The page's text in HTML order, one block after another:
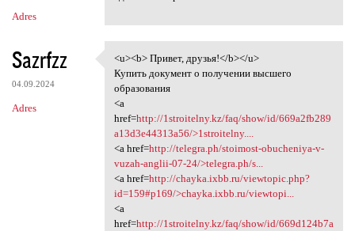
Adres
Sazrfzz
04.09.2024
Adres
<u><b> Привет, друзья!</b></u
<u><b> Привет, друзья!</b></u>
Купить документ о получении высшего
образования
<a
href=http://1stroitelny.kz/faq/show/id/669a2fb289
a13d3e44313a56/>1stroitelny....
<a href=http://telegra.ph/stoimost-obucheniya-v-
vuzah-anglii-07-24/>telegra.ph/s...
<a href=http://chayka.ixbb.ru/viewtopic.php?
id=159#p169/>chayka.ixbb.ru/viewtopi...
<a
href=http://1stroitelny.kz/faq/show/id/669d124b7a